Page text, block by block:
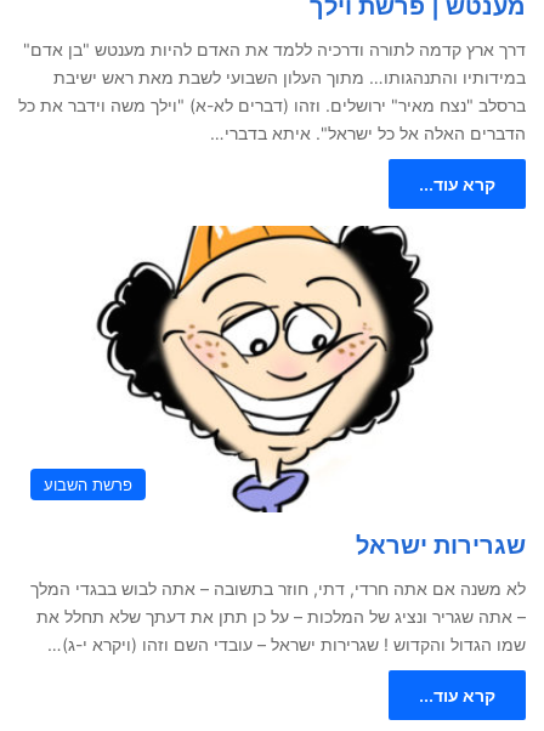
מענטש | פרשת וילך
דרך ארץ קדמה לתורה ודרכיה ללמד את האדם להיות מענטש "בן אדם"
במידותיו והתנהגותו… מתוך העלון השבועי לשבת מאת ראש ישיבת
ברסלב "נצח מאיר" ירושלים. וזהו (דברים לא-א) "וילך משה וידבר את כל
הדברים האלה אל כל ישראל". איתא בדברי…
קרא עוד...
פרשת השבוע
שגרירות ישראל
לא משנה אם אתה חרדי, דתי, חוזר בתשובה – אתה לבוש בבגדי המלך
– אתה שגריר ונציג של המלכות – על כן תתן את דעתך שלא תחלל את
שמו הגדול והקדוש ! שגרירות ישראל – עובדי השם וזהו (ויקרא י-ג)…
קרא עוד...